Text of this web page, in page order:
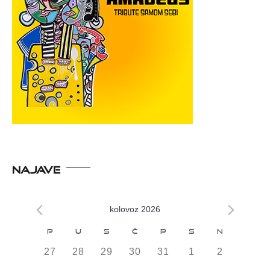
NAJAVE
kolovoz 2026
Kalendar
od
P U S Č P S N
0
27
0
28
0
29
0
30
0
31
0
1
0
2